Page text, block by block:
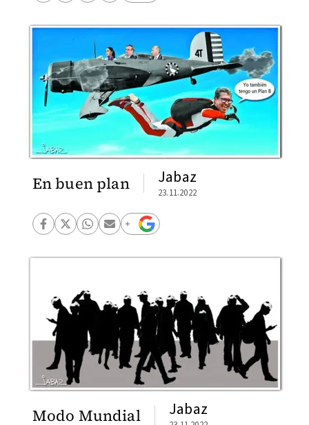
En buen plan Jabaz
23.11.2022
Modo Mundial Jabaz